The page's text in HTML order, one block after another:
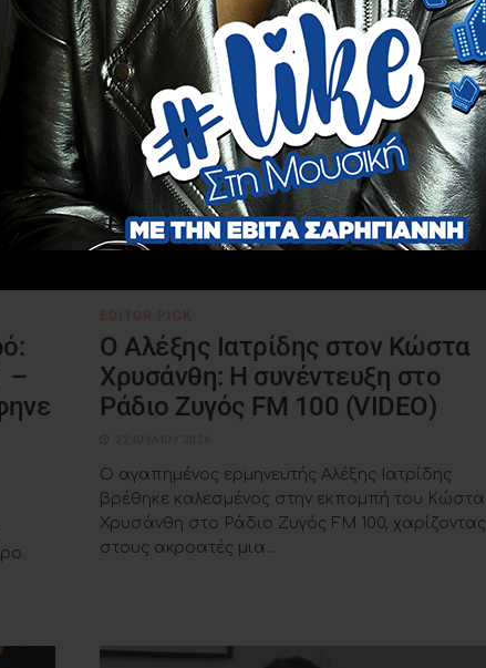
–
Ο Αλέξης Ιατρίδης στον Κώστα
Χρυσάνθη: Η συνέντευξη στο
Ράδιο Ζυγός FM 100 (VIDEO)
Ο αγαπημένος ερμηνευτής Αλέξης Ιατρίδης
βρέθηκε καλεσμένος στην εκπομπή του Κώστα
Χρυσάνθη στο Ράδιο Ζυγός FM 100, χαρίζοντας
στους ακροατές μια...